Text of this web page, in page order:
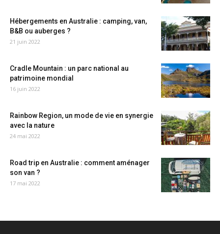
Hébergements en Australie : camping, van,
B&B ou auberges ?
21 juin 2022
Cradle Mountain : un parc national au
patrimoine mondial
16 juin 2022
Rainbow Region, un mode de vie en synergie
avec la nature
24 mai 2022
Road trip en Australie : comment aménager
son van ?
17 mai 2022